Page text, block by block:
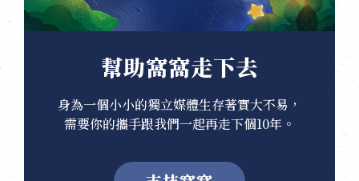
幫助窩窩走下去
身為一個小小的獨立媒體生存著實大不易，
需要你的攜手跟我們一起再走下個10年。